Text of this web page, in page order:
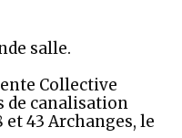
salle.
Collective
de canalisation
43 Archanges, le